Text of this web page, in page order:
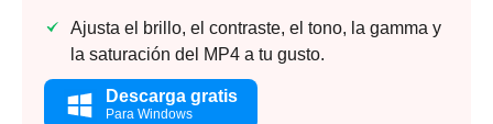
Ajusta el brillo, el contraste, el tono, la gamma y
la saturación del MP4 a tu gusto.
Descarga gratis
Para Windows